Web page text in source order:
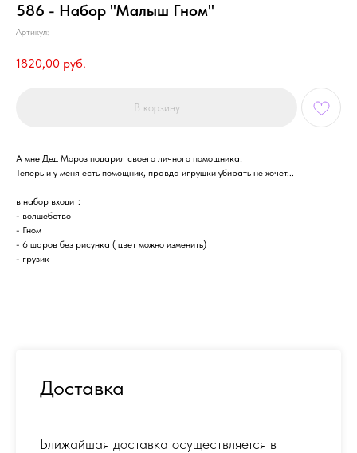
586 - Набор "Малыш Гном"
Артикул:
1820,00 руб.
В корзину
А мне Дед Мороз подарил своего личного помощника!
Теперь и у меня есть помощник, правда игрушки убирать не хочет...
в набор входит:
- волшебство
- Гном
- 6 шаров без рисунка ( цвет можно изменить)
- грузик
Доставка
Ближайшая доставка осуществляется в